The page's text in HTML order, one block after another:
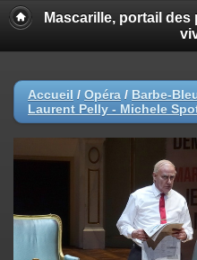
Mascarille, portail
Accueil / Opéra / Barbe-
Laurent Pelly - Michele